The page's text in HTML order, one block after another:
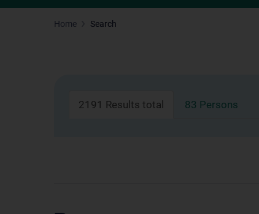
Home Search
2191 Results total 83 Persons